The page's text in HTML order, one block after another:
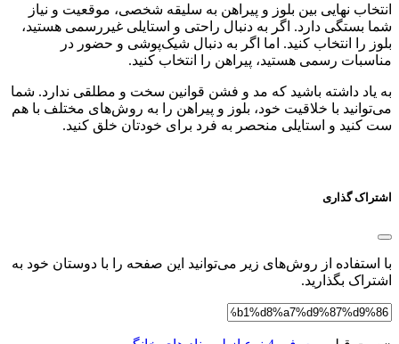
انتخاب نهایی بین بلوز و پیراهن به سلیقه شخصی، موقعیت و نیاز
شما بستگی دارد. اگر به دنبال راحتی و استایلی غیررسمی هستید،
بلوز را انتخاب کنید. اما اگر به دنبال شیک‌پوشی و حضور در
مناسبات رسمی هستید، پیراهن را انتخاب کنید.
به یاد داشته باشید که مد و فشن قوانین سخت و مطلقی ندارد. شما
می‌توانید با خلاقیت خود، بلوز و پیراهن را به روش‌های مختلف با هم
ست کنید و استایلی منحصر به فرد برای خودتان خلق کنید.
اشتراک گذاری
با استفاده از روش‌های زیر می‌توانید این صفحه را با دوستان خود به
اشتراک بگذارید.